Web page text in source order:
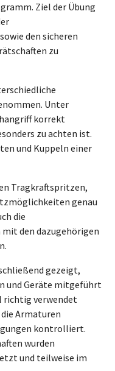
Ziel der Übung
den sicheren
zu
Unter
korrekt
zu achten ist.
und Kuppeln einer
Tragkraftspritzen,
genau
die
den dazugehörigen
gezeigt,
und Geräte mitgeführt
richtig verwendet
Armaturen
kontrolliert.
wurden
und teilweise im